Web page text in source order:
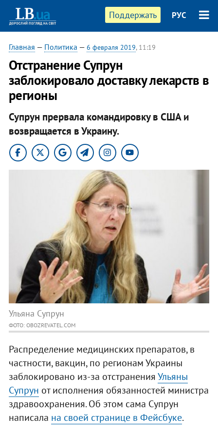
Поддержать РУС
Главная — Политика — 6 февраля 2019, 11:19
Отстранение Супрун
заблокировало доставку лекарств в
регионы
Супрун прервала командировку в США и
возвращается в Украину.
Ульяна Супрун
ФОТО: OBOZREVATEL.COM
Распределение медицинских препаратов, в
частности, вакцин, по регионам Украины
заблокировано из-за отстраненияУльяны
Супрун от исполнения обязанностей министра
здравоохранения. Об этом сама Супрун
написала на своей странице в Фейсбуке.